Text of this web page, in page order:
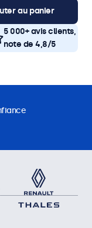
au panier
5 000+ avis clients,
note de 4,8/5